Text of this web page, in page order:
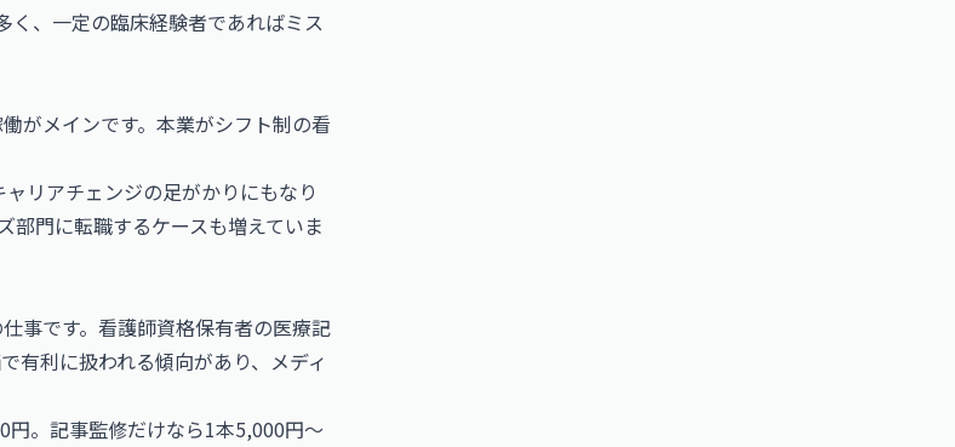
く、一定の臨床経験者であればミス
がメインです。本業がシフト制の看
リアチェンジの足がかりにもなり
部門に転職するケースも増えていま
事です。看護師資格保有者の医療記
有利に扱われる傾向があり、メディ
。記事監修だけなら1本5,000円〜